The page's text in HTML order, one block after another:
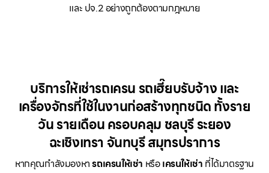
และ ปจ.2 อย่างถูกต้องตามกฎหมาย
บริการให้เช่ารถเครน รถเฮี๊ยบรับจ้าง และ
เครื่องจักรที่ใช้ในงานก่อสร้างทุกชนิด ทั้งราย
วัน รายเดือน ครอบคลุม ชลบุรี ระยอง
ฉะเชิงเทรา จันทบุรี สมุทรปราการ
หากคุณกำลังมองหารถเครนให้เช่า หรือเครนให้เช่า ที่ได้มาตรฐาน